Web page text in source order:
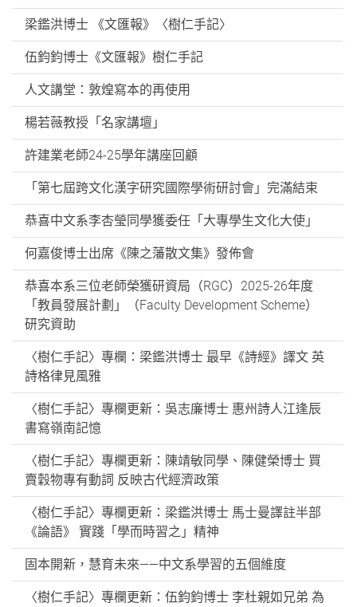
梁鑑洪博士 《文匯報》〈樹仁手記〉
伍鈞鈞博士《文匯報》樹仁手記
人文講堂：敦煌寫本的再使用
楊若薇教授「名家講壇」
許建業老師24-25學年講座回顧
「第七屆跨文化漢字研究國際學術研討會」完滿結束
恭喜中文系李杏瑩同學獲委任「大專學生文化大使」
何嘉俊博士出席《陳之藩散文集》發佈會
恭喜本系三位老師榮獲研資局（RGC）2025-26年度
「教員發展計劃」（Faculty Development Scheme）
研究資助
〈樹仁手記〉專欄：梁鑑洪博士 最早《詩經》譯文 英
詩格律見風雅
〈樹仁手記〉專欄更新：吳志廉博士 惠州詩人江逢辰
書寫嶺南記憶
〈樹仁手記〉專欄更新：陳靖敏同學、陳健榮博士 買
賣穀物專有動詞 反映古代經濟政策
〈樹仁手記〉專欄更新：梁鑑洪博士 馬士曼譯註半部
《論語》 實踐「學而時習之」精神
固本開新，慧育未來——中文系學習的五個維度
〈樹仁手記〉專欄更新：伍鈞鈞博士 李杜親如兄弟 為